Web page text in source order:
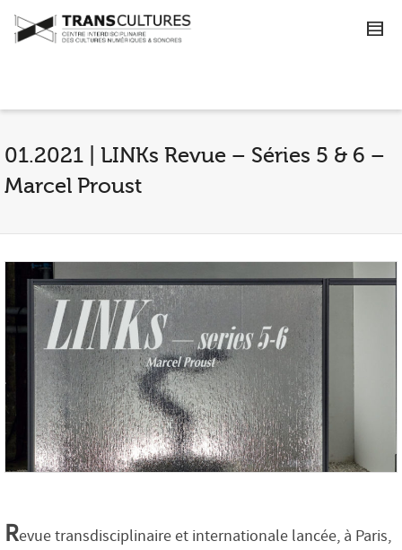
01.2021 | LINKs Revue – Séries 5 & 6 –
Marcel Proust
Revue transdisciplinaire et internationale lancée, à Paris,